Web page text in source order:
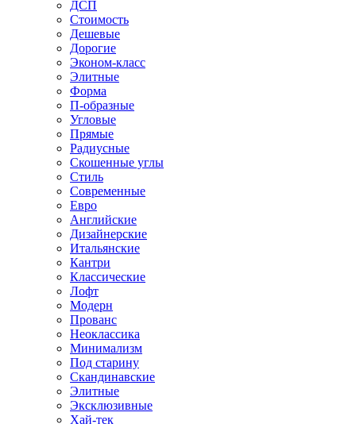
ДСП
Стоимость
Дешевые
Дорогие
Эконом-класс
Элитные
Форма
П-образные
Угловые
Прямые
Радиусные
Скошенные углы
Стиль
Современные
Евро
Английские
Дизайнерские
Итальянские
Кантри
Классические
Лофт
Модерн
Прованс
Неоклассика
Минимализм
Под старину
Скандинавские
Элитные
Эксклюзивные
Хай-тек